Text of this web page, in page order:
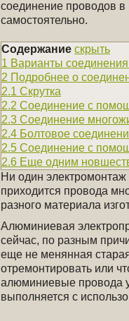
соединение проводов в
самостоятельно.
Содержание скрыть
1 Варианты соединения
2 Подробнее о
2.1 Скрутка
2.2 Соединение с
2.3 Соединение
2.4 Болтовое
2.5 Соединение с
2.6 Еще одним
Ни один
приходится провода
разного материала
Алюминиевая
сейчас, по разным
еще не менянная
отремонтировать или
алюминиевые провода
выполняется с